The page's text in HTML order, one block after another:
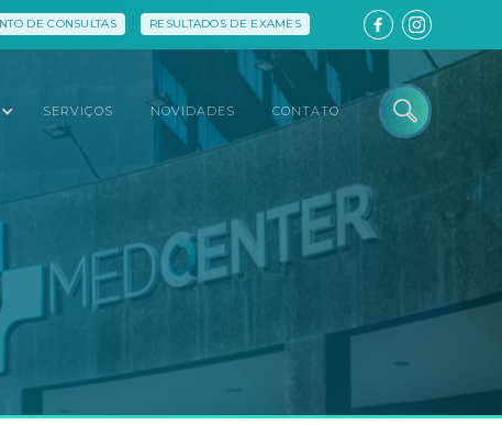
RESULTADOS DE EXAMES
DE CONSULTAS
SERVIÇOS NOVIDADES CONTATO